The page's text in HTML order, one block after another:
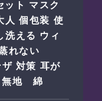
ット マスク
人 個包装 使
洗える ウィ
れない
対策 耳が
無地 綿